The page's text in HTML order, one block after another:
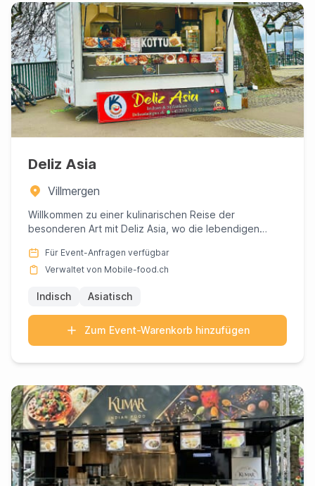
Deliz Asia
Villmergen
Willkommen zu einer kulinarischen Reise der
besonderen Art mit Deliz Asia, wo die lebendigen
Für Event-Anfragen verfügbar
Verwaltet von Mobile-food.ch
Indisch Asiatisch
Zum Event-Warenkorb hinzufügen